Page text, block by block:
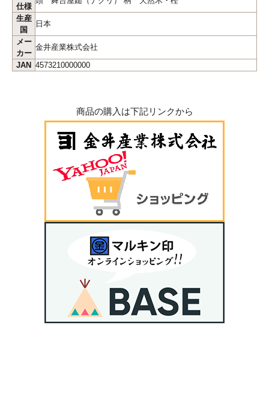
仕様
生産
国
日本
メー
カー
金井産業株式会社
JAN 4573210000000
商品の購入は下記リンクから